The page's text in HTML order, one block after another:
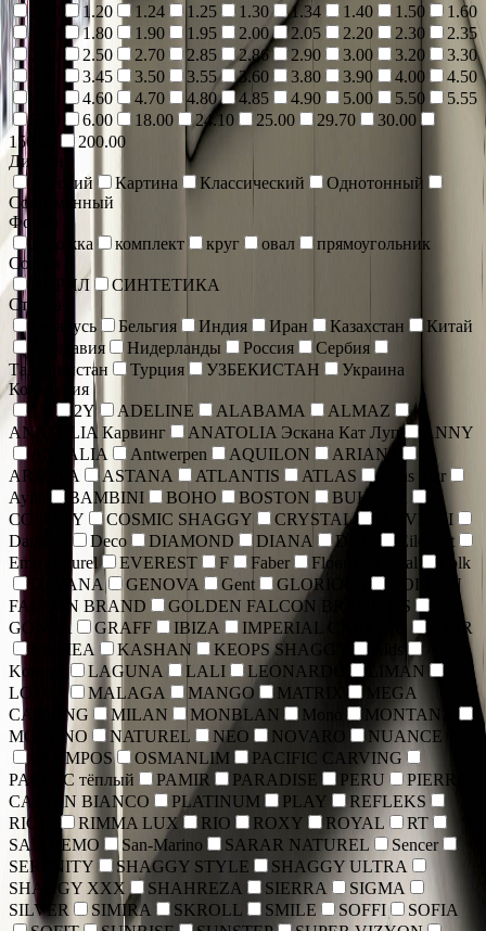
1.20 1.24 1.25 1.30 1.34 1.40 1.50
1.60
1.80 1.90 1.95 2.00 2.05 2.20 2.30
2.35
2.50 2.70 2.85 2.86 2.90 3.00 3.20
3.30
3.45 3.50 3.55 3.60 3.80 3.90 4.00
4.50
4.55
4.60 4.70 4.80 4.85 4.90 5.00 5.50
5.55
6.00 18.00 24.10 25.00 29.70
30.00
150.00
200.00
Дизайн
Детский
Картина Классический
Однотонный
Современный
Форма
дорожка
комплект круг овал
прямоугольник
Состав
АКРИЛ
СИНТЕТИКА
Страна
Беларусь
Бельгия Индия Иран Казахстан
Китай
Молдавия
Нидерланды Россия
Сербия
Таджикистан
Турция УЗБЕКИСТАН
Украина
Коллекция
2Y ADELINE ALABAMA
ALMAZ
ANATOLIA Карвинг
ANATOLIA Эскана Кат Луп
ANNY
ANTALIA
Antwerpen AQUILON
ARIANS
ARMINA
ASTANA ATLANTIS ATLAS
Atlas Star
Aylin
BAMBINI BOHO BOSTON
BUHARA
COLIZEY
COSMIC SHAGGY CRYSTAL
DA VINCI
Danubio
Deco DIAMOND DIANA DIOS
Eilegant
Emir Naturel
EVEREST F Faber Floor Lux Sisal
Folk
GAVANA
GENOVA Gent GLORIOUS
GOLDEN
FALCON BRAND
GOLDEN FALCON BRAND DS
GONCA
GRAFF IBIZA IMPERIAL CARVING
KAIR
KAMEA
KASHAN KEOPS SHAGGY
Kortriek
LAGUNA LALI LEONARDO
LIMAN
LOTOS
MALAGA MANGO MATRIX
MEGA
CARVING
MILAN MONBLAN Mono
MONTANA
MORANO
NATUREL NEO NOVARO
NUANCE 70
OLYMPOS
OSMANLIM
PACIFIC CARVING
PACIFIC тёплый
PAMIR PARADISE PERU
PIERRE
CARDIN BIANCO
PLATINUM PLAY
REFLEKS
RICHI
RIMMA LUX RIO ROXY ROYAL
RT
SAN REMO
San-Marino SARAR NATUREL
Sencer
SERENITY
SHAGGY STYLE
SHAGGY ULTRA
SHAGGY XXX
SHAHREZA SIERRA
SIGMA
SILVER
SIMIRA SKROLL SMILE SOFFI
SOFIA